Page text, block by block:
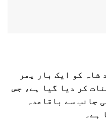
شاہ کو ایک بار پھر
کر دیا گیا ہے، جس
جانب سے باقاعدہ
ہے۔